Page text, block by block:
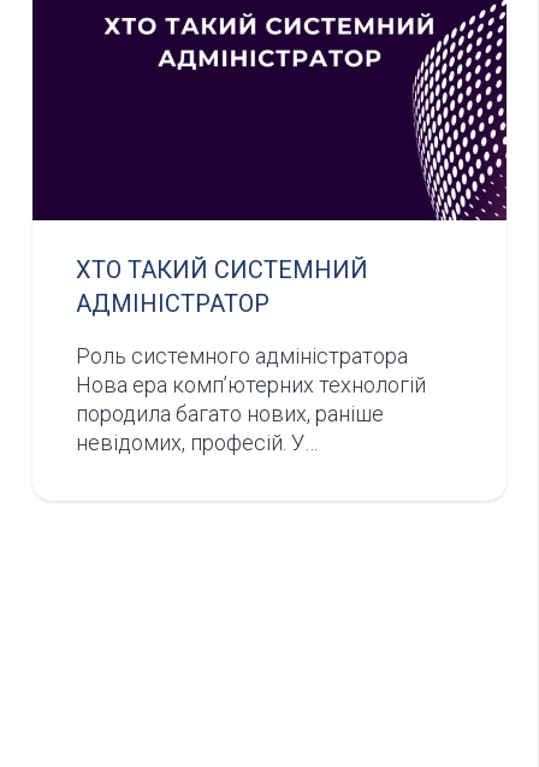
ХТО ТАКИЙ СИСТЕМНИЙ
АДМІНІСТРАТОР
Роль системного адміністратора
Нова ера комп’ютерних технологій
породила багато нових, раніше
невідомих, професій. У…